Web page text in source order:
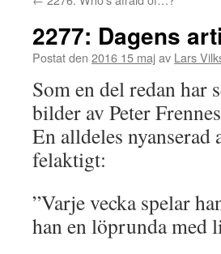
2277: Dagens
Postat den 2016 15 majav Lars
Som en del redan
bilder av Peter
En alldeles
felaktigt:
”Varje vecka spelar
han en löprunda med